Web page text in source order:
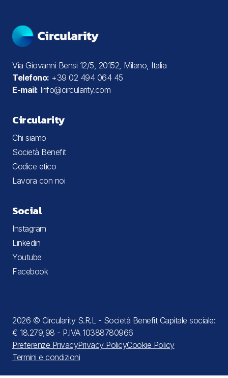
Via Giovanni Bensi 12/5, 20152, Milano, Italia
Telefono: +39 02 494 064 45
E-mail: Info@circularity.com
Circularity
Chi siamo
Società Benefit
Codice etico
Lavora con noi
Social
Instagram
Linkedin
Youtube
Facebook
2026 © Circularity S.R.L - Società Benefit Capitale sociale:
€ 18.279,98 - P.IVA 10388780966
Preferenze PrivacyPrivacy PolicyCookie Policy
Termini e condizioni